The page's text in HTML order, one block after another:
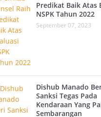
Predikat Baik Atas
NSPK Tahun 2022
September 07, 2023
Dishub Manado
Sanksi Tegas Pada
Kendaraan Yang
Sembarangan